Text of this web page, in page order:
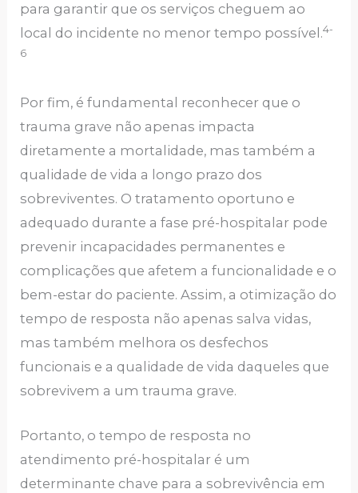
para garantir que os serviços cheguem ao
local do incidente no menor tempo possível.4-
6
Por fim, é fundamental reconhecer que o
trauma grave não apenas impacta
diretamente a mortalidade, mas também a
qualidade de vida a longo prazo dos
sobreviventes. O tratamento oportuno e
adequado durante a fase pré-hospitalar pode
prevenir incapacidades permanentes e
complicações que afetem a funcionalidade e o
bem-estar do paciente. Assim, a otimização do
tempo de resposta não apenas salva vidas,
mas também melhora os desfechos
funcionais e a qualidade de vida daqueles que
sobrevivem a um trauma grave.
Portanto, o tempo de resposta no
atendimento pré-hospitalar é um
determinante chave para a sobrevivência em